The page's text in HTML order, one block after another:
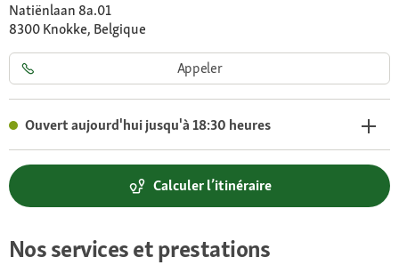
Natiënlaan 8a.01
8300 Knokke, Belgique
Appeler
Ouvert aujourd'hui jusqu'à 18:30 heures
Calculer l’itinéraire
Nos services et prestations